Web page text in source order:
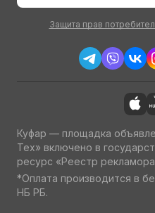
Защита прав
Куфар — площадка
Тех» включено в
ресурс «Реестр
*Оплата производится в
НБ РБ.